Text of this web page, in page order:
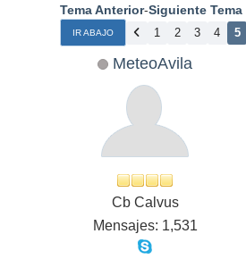
Tema Anterior-Siguiente Tema
IR ABAJO 1 2 3 4 5
MeteoAvila
Cb Calvus
Mensajes: 1,531